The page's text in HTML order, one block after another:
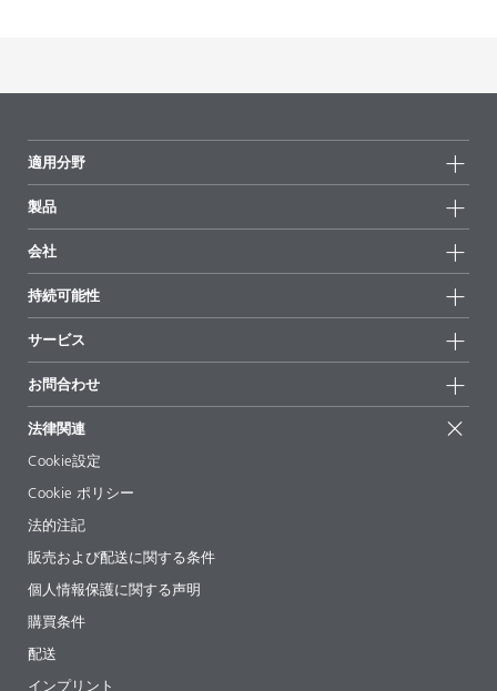
適用分野
製品
全製品
ハイライト
会社
ニュース
拠点と販売代理店
展示会 & イベント
経営陣
持続可能性
持続可能な製品
サクセスストーリー
EcoVadis
証明書
サービス
配合の出発点
論文記事
ebooks(電子書籍)
法令情報
添加剤ガイドアプリ
ビデオ
ダウンロード
お問合わせ
法律関連
Cookie設定
Cookie ポリシー
法的注記
販売および配送に関する条件
個人情報保護に関する声明
購買条件
配送
インプリント